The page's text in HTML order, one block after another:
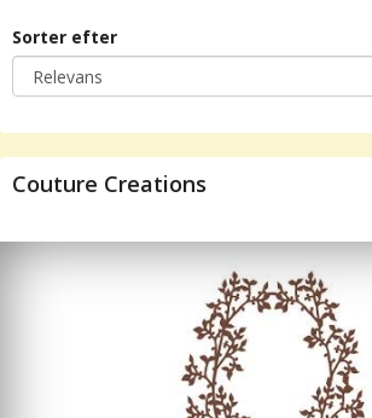
Sorter efter
Couture Creations